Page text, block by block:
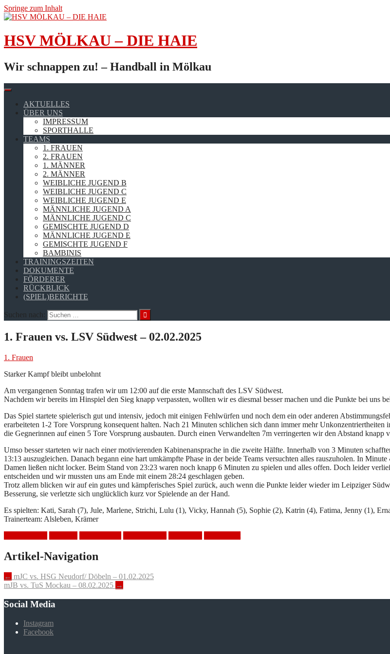
Springe zum Inhalt
HSV MÖLKAU – DIE HAIE
Wir schnappen zu! – Handball in Mölkau
AKTUELLES
ÜBER UNS
IMPRESSUM
SPORTHALLE
TEAMS
1. FRAUEN
2. FRAUEN
1. MÄNNER
2. MÄNNER
WEIBLICHE JUGEND B
WEIBLICHE JUGEND C
WEIBLICHE JUGEND E
MÄNNLICHE JUGEND A
MÄNNLICHE JUGEND C
GEMISCHTE JUGEND D
MÄNNLICHE JUGEND E
GEMISCHTE JUGEND F
BAMBINIS
TRAININGSZEITEN
DOKUMENTE
FÖRDERER
RÜCKBLICK
(SPIEL)BERICHTE
Suchen nach:
1. Frauen vs. LSV Südwest – 02.02.2025
1. Frauen
Starker Kampf bleibt unbelohnt
Am vergangenen Sonntag trafen wir um 12:00 auf die erste Mannschaft des LSV Südwest.
Nachdem wir bereits im Hinspiel den Sieg knapp verpassten, wollten wir es diesmal besser machen und die Punkte bei uns
Das Spiel startete spielerisch gut und intensiv, jedoch mit einigen Fehlwürfen und noch dem ein oder anderen
erarbeiteten 1-2 Tore Vorsprung konsequent halten. Nach 21 Minuten schlichen sich dann immer mehr
die Gegnerinnen auf einen 5 Tore Vorsprung ausbauten. Durch einen Verwandelten 7m verringerten wir den Abstand knapp
Umso besser starteten wir nach einer motivierenden Kabinenansprache in die zweite Hälfte. Innerhalb von 3 Minuten
13:13 auszugleichen. Danach begann eine hart umkämpfte Phase in der beide Teams versuchten alles rauszuholen. In
Damen ließen nicht locker. Beim Stand von 23:23 waren noch knapp 6 Minuten zu spielen und alles offen. Doch leider
entscheiden und wir mussten uns am Ende mit einem 28:24 geschlagen geben.
Trotz allem blicken wir auf ein gutes und kämpferisches Spiel zurück, auch wenn die Punkte leider wieder im Leipziger
Besserung, sie verletzte sich unglücklich kurz vor Spielende an der Hand.
Es spielten: Kati, Sarah (7), Jule, Marlene, Strichi, Lulu (1), Vicky, Hannah (5), Sophie (2), Katrin (4), Fatima, Jenny (1),
Trainerteam: Alsleben, Krämer
Artikel-Navigation
← mJC vs. HSG Neudorf/ Döbeln – 01.02.2025
mJB vs. TuS Mockau – 08.02.2025 →
Social Media
Instagram
Facebook